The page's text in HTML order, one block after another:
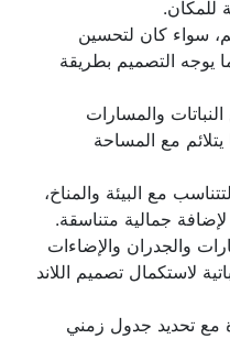
للمكان.
سواء كان لتحسين
يوجه التصميم بطريقة
والمسارات
مع المساحة
مع البيئة والمناخ،
جمالية متناسقة.
والجدران والإضاءات
لاستكمال تصميم اللاند
مع تحديد جدول زمني